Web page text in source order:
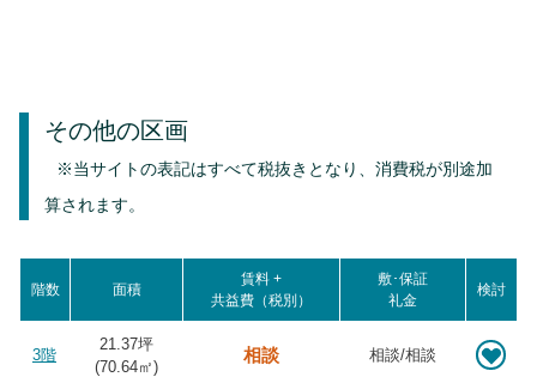
その他の区画
※当サイトの表記はすべて税抜きとなり、消費税が別途加
算されます。
階数 面積
賃料 +
共益費（税別）
敷･保証
礼金
検討
3階
21.37坪
(70.64㎡)
相談 相談/相談